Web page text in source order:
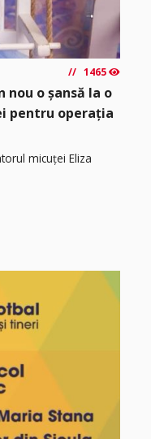
1465
o șansă la o
pentru operația
micuței Eliza